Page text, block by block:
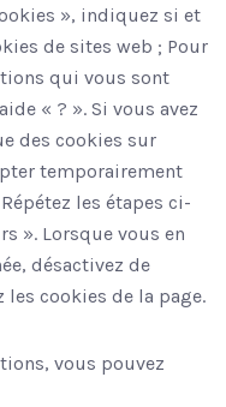
», indiquez si et
de sites web ; Pour
qui vous sont
« ? ». Si vous avez
des cookies sur
temporairement
les étapes ci-
». Lorsque vous en
désactivez de
cookies de la page.
vous pouvez